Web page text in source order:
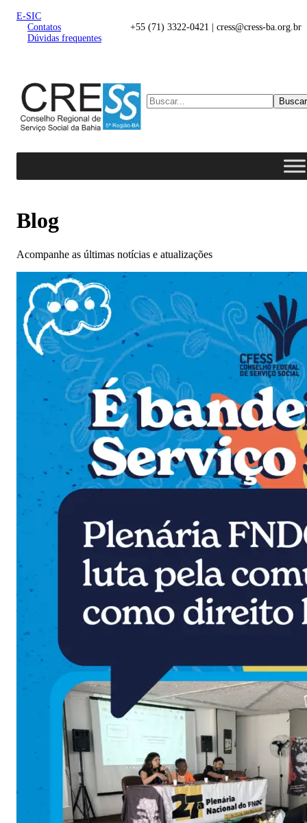
E-SIC
Contatos
Dúvidas frequentes
+55 (71) 3322-0421 | cress@cress-ba.org.br
Buscar
Blog
Acompanhe as últimas notícias e atualizações